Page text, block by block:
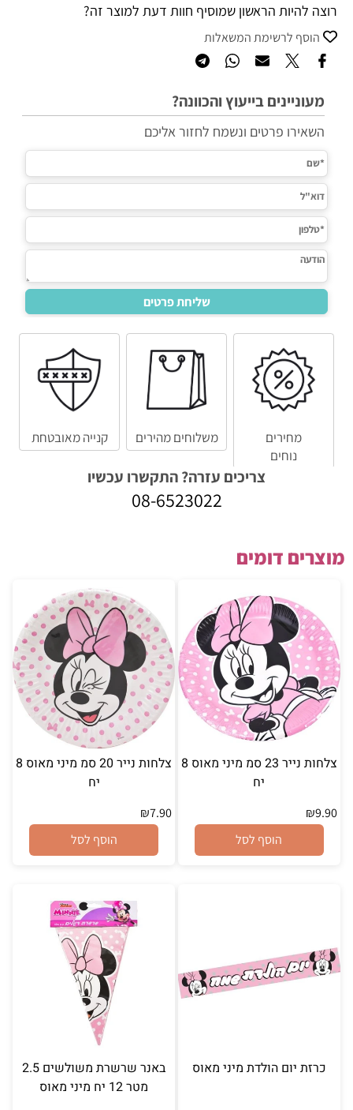
רוצה להיות הראשון שמוסיף חוות דעת למוצר זה?
הוסף לרשימת המשאלות
מעוניינים בייעוץ והכוונה?
השאירו פרטים ונשמח לחזור אליכם
מחירים
נוחים
משלוחים מהירים קנייה מאובטחת
צריכים עזרה? התקשרו עכשיו
08-6523022
מוצרים דומים
צלחות נייר 23 סמ מיני מאוס 8
יח
₪9.90
הוסף לסל
צלחות נייר 20 סמ מיני מאוס 8
יח
₪7.90
הוסף לסל
כרזת יום הולדת מיני מאוס
באנר שרשרת משולשים 2.5
מטר 12 יח מיני מאוס